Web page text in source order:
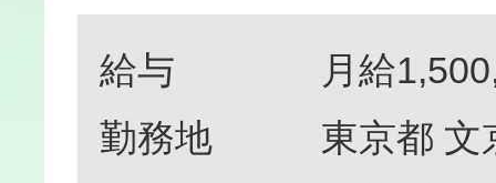
給与
月給
勤務地
東京都 文